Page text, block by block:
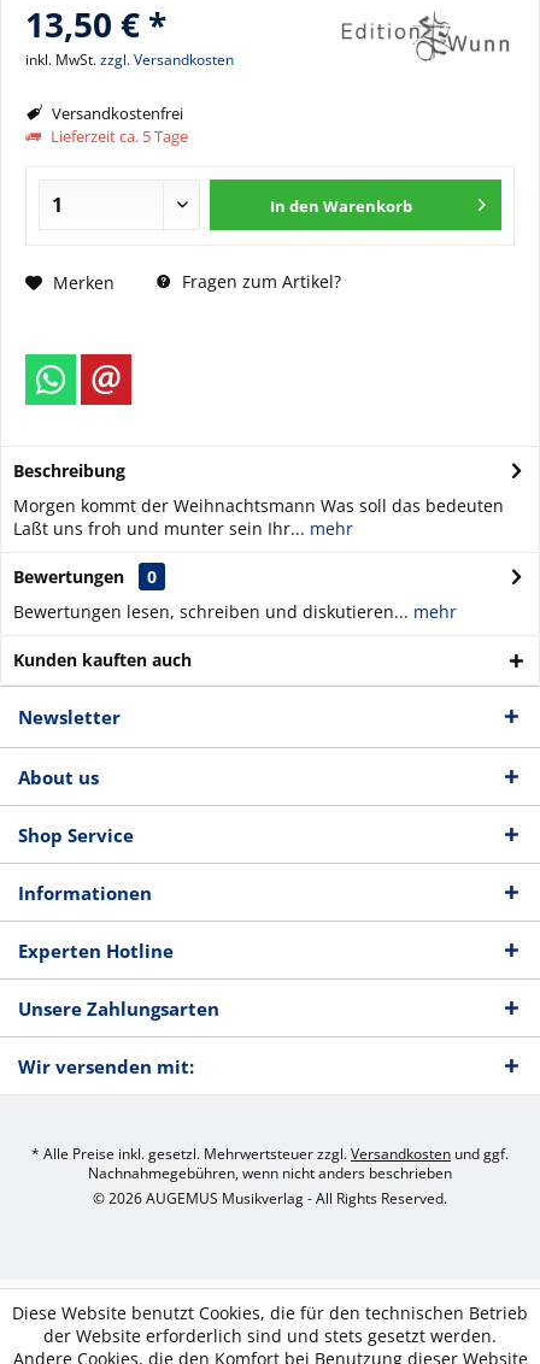
13,50 € *
inkl. MwSt.zzgl. Versandkosten
Versandkostenfrei
Lieferzeit ca. 5 Tage
In den Warenkorb
Merken Fragen zum Artikel?
Beschreibung
Morgen kommt der Weihnachtsmann Was soll das bedeuten
Laßt uns froh und munter sein Ihr... mehr
Bewertungen
0
Bewertungen lesen, schreiben und diskutieren... mehr
Kunden kauften auch
Newsletter
About us
Shop Service
Informationen
Experten Hotline
Unsere Zahlungsarten
Wir versenden mit:
* Alle Preise inkl. gesetzl. Mehrwertsteuer zzgl.Versandkosten und ggf.
Nachnahmegebühren, wenn nicht anders beschrieben
© 2026 AUGEMUS Musikverlag - All Rights Reserved.
Diese Website benutzt Cookies, die für den technischen Betrieb
der Website erforderlich sind und stets gesetzt werden.
Andere Cookies, die den Komfort bei Benutzung dieser Website